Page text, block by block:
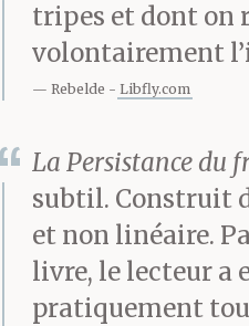
nous un
gaspillez
à
sous les
orangée du
lignes de
tripes et dont on
volontairement
Rebelde Libfly.com
La Persistance du
subtil. Construit
et non linéaire.
livre, le lecteur a
pratiquement